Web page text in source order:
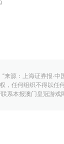
“来源：上海证券报·
，任何组织不得以
系本报澳门皇冠游